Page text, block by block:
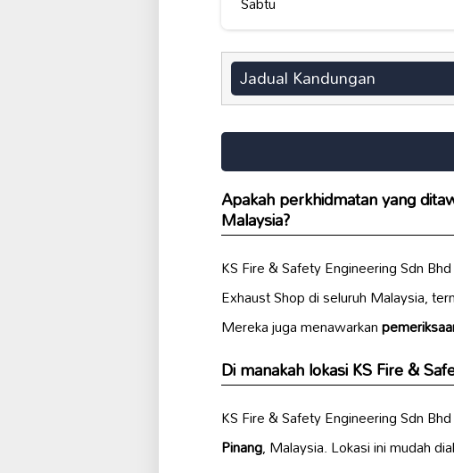
Jadual Kandungan
Apakah perkhidmatan yang
Malaysia?
KS Fire & Safety Engineering Sdn
Exhaust Shop di seluruh Malaysia,
Mereka juga menawarkan
Di manakah lokasi KS Fire &
KS Fire & Safety Engineering Sdn
Pinang, Malaysia. Lokasi ini mudah